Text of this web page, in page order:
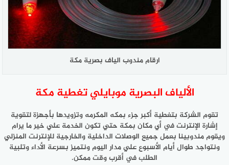
ارقام مندوب الياف بصرية مكة
الألياف البصرية موبايلي تغطية مكة
تقوم الشركة بتغطية أكبر جزء بمكه المكرمه وتزويدها بأجهزة لتقوية
إشارة الإنترنت في أي مكان بمكة حتي تكون الخدمة علي خير ما يرام
ويقوم مندوبينا بعمل جميع الوصلات الداخلية والخارجية للإنترنت المنزلي
ونتواجد طوال أيام الأسبوع علي مدار اليوم ونتميز بسرعة الأداء وتلبية
الطلب في أقرب وقت ممكن.